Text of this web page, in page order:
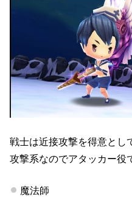
戦士は近接攻撃を得意とし
攻撃系なのでアタッカー役
魔法師